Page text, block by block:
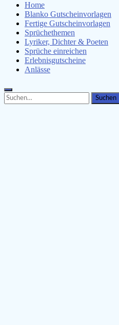
Home
Blanko Gutscheinvorlagen
Fertige Gutscheinvorlagen
Sprüchethemen
Lyriker, Dichter & Poeten
Sprüche einreichen
Erlebnisgutscheine
Anlässe
Search
for:
Search